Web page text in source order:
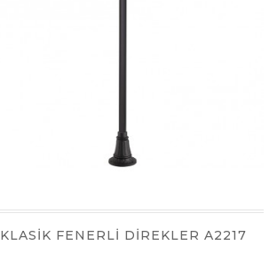
KLASİK FENERLİ DİREKLER A2217